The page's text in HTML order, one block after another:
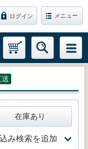
ログイン メニュー
送
在庫あり
み検索を追加